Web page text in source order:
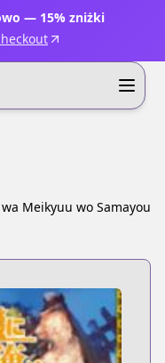
— 15% zniżki
Meikyuu wo Samayou